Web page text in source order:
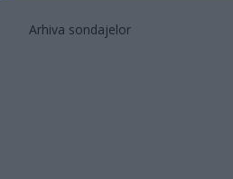
Arhiva sondajelor